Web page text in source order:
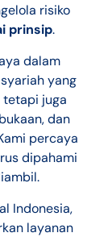
risiko
prinsip.
dalam
yang
juga
dan
percaya
dipahami
Indonesia,
layanan